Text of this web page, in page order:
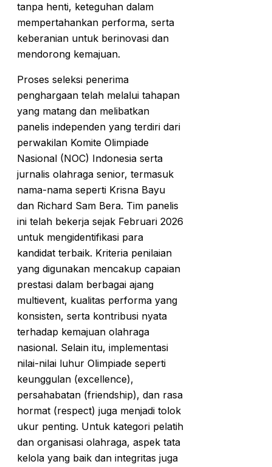
tanpa henti, keteguhan dalam
mempertahankan performa, serta
keberanian untuk berinovasi dan
mendorong kemajuan.
Proses seleksi penerima
penghargaan telah melalui tahapan
yang matang dan melibatkan
panelis independen yang terdiri dari
perwakilan Komite Olimpiade
Nasional (NOC) Indonesia serta
jurnalis olahraga senior, termasuk
nama-nama seperti Krisna Bayu
dan Richard Sam Bera. Tim panelis
ini telah bekerja sejak Februari 2026
untuk mengidentifikasi para
kandidat terbaik. Kriteria penilaian
yang digunakan mencakup capaian
prestasi dalam berbagai ajang
multievent, kualitas performa yang
konsisten, serta kontribusi nyata
terhadap kemajuan olahraga
nasional. Selain itu, implementasi
nilai-nilai luhur Olimpiade seperti
keunggulan (excellence),
persahabatan (friendship), dan rasa
hormat (respect) juga menjadi tolok
ukur penting. Untuk kategori pelatih
dan organisasi olahraga, aspek tata
kelola yang baik dan integritas juga